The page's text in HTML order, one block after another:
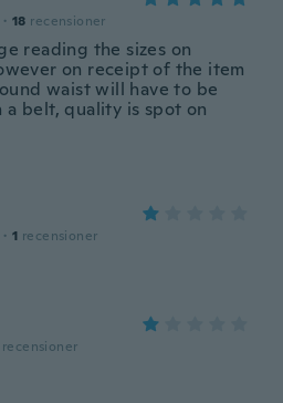
· 18 recensioner
reading the sizes on
on receipt of the item
waist will have to be
a belt, quality is spot on
· 1 recensioner
recensioner